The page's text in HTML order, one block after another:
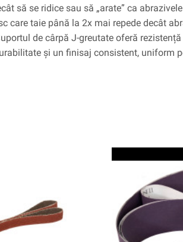
să se ridice sau să „arate” ca
care taie până la 2x mai repede decât
de cârpă J-greutate oferă
și un finisaj consistent, uniform